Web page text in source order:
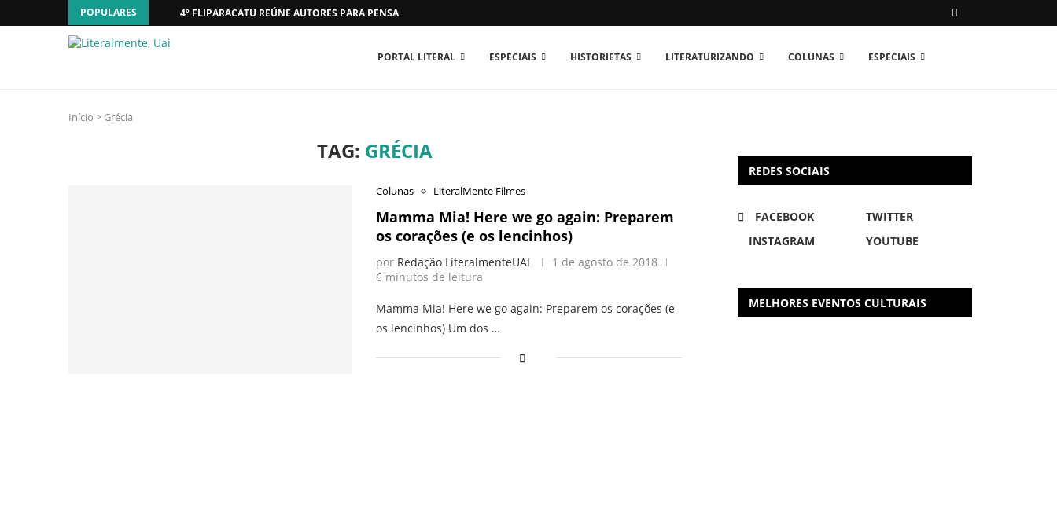
POPULARES 4º FLIPARACATU REÚNE AUTORES PARA PENSAR O MUNDO...
PORTAL LITERAL ESPECIAIS HISTORIETAS LITERATURIZANDO COLUNAS ESPECIAIS
Início > Grécia
TAG: GRÉCIA
Colunas LiteralMente Filmes
Mamma Mia! Here we go again: Preparem
os corações (e os lencinhos)
por Redação LiteralmenteUAI
1 de agosto de 2018
6 minutos de leitura
Mamma Mia! Here we go again: Preparem os corações (e
os lencinhos) Um dos …
REDES SOCIAIS
FACEBOOK
TWITTER
INSTAGRAM
YOUTUBE
MELHORES EVENTOS CULTURAIS